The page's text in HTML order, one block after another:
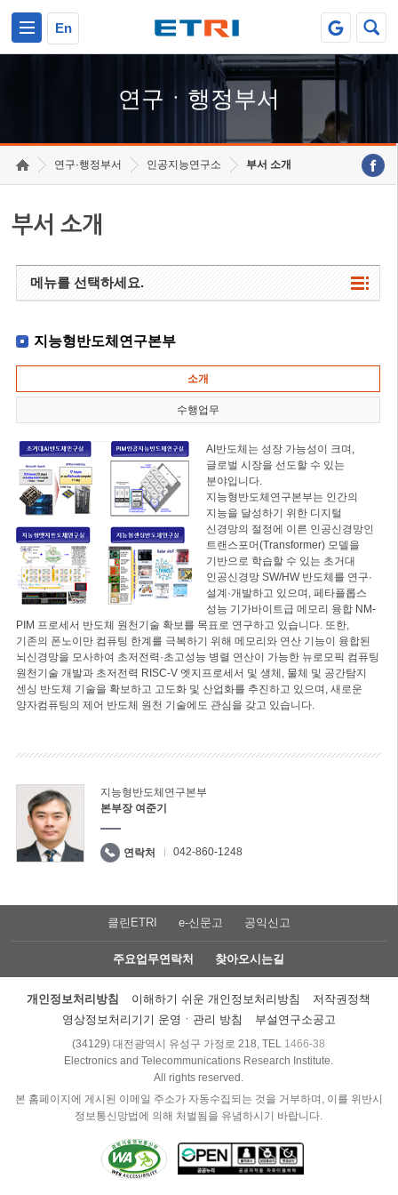
En
연구ㆍ행정부서
연구·행정부서 인공지능연구소 부서 소개
부서 소개
메뉴를 선택하세요.
지능형반도체연구본부
소개
수행업무
AI반도체는 성장 가능성이 크며,
글로벌 시장을 선도할 수 있는
분야입니다.
지능형반도체연구본부는 인간의
지능을 달성하기 위한 디지털
신경망의 절정에 이른 인공신경망인
트랜스포머(Transformer) 모델을
기반으로 학습할 수 있는 초거대
인공신경망 SW/HW 반도체를 연구·
설계·개발하고 있으며, 페타플롭스
성능 기가바이트급 메모리 융합 NM-
PIM 프로세서 반도체 원천기술 확보를 목표로 연구하고 있습니다. 또한,
기존의 폰노이만 컴퓨팅 한계를 극복하기 위해 메모리와 연산 기능이 융합된
뇌신경망을 모사하여 초저전력·초고성능 병렬 연산이 가능한 뉴로모픽 컴퓨팅
원천기술 개발과 초저전력 RISC-V 엣지프로세서 및 생체, 물체 및 공간탐지
센싱 반도체 기술을 확보하고 고도화 및 산업화를 추진하고 있으며, 새로운
양자컴퓨팅의 제어 반도체 원천 기술에도 관심을 갖고 있습니다.
지능형반도체연구본부
본부장 여준기
연락처 042-860-1248
클린ETRI e-신문고 공익신고
주요업무연락처 찾아오시는길
개인정보처리방침 이해하기 쉬운 개인정보처리방침
저작권정책
영상정보처리기기 운영ㆍ관리 방침
부설연구소공고
(34129) 대전광역시 유성구 가정로 218, TEL 1466-38
Electronics and Telecommunications Research Institute.
All rights reserved.
본 홈페이지에 게시된 이메일 주소가 자동수집되는 것을 거부하며, 이를 위반시
정보통신망법에 의해 처벌됨을 유념하시기 바랍니다.